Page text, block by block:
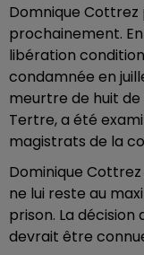
Domnique
prochainement.
libération
condamnée en
meurtre de huit
Tertre, a été
magistrats de la
Dominique
ne lui reste au
prison. La
devrait être